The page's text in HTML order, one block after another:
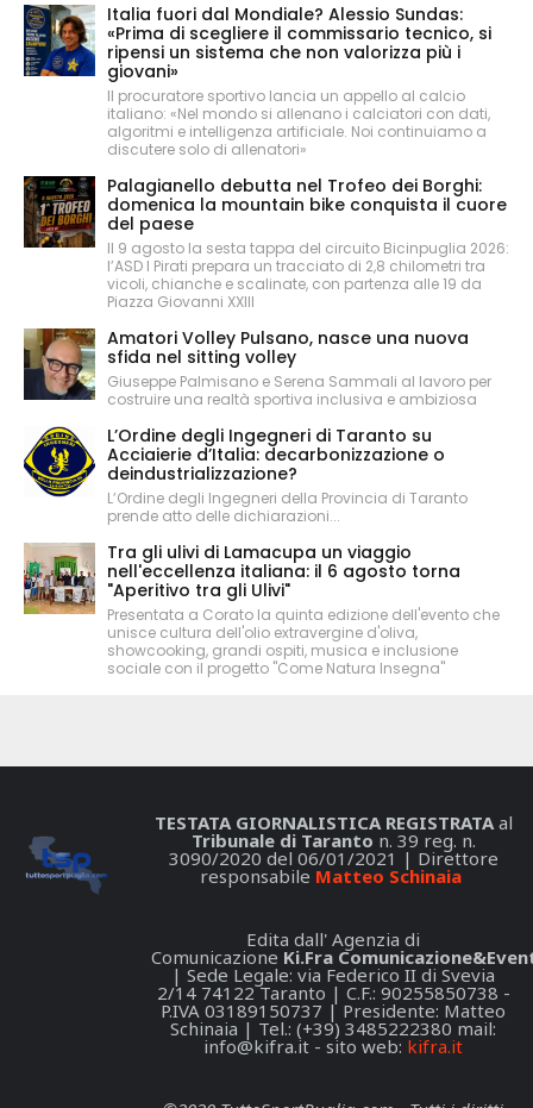
Italia fuori dal Mondiale? Alessio Sundas:
«Prima di scegliere il commissario tecnico, si
ripensi un sistema che non valorizza più i
giovani»
Il procuratore sportivo lancia un appello al calcio
italiano: «Nel mondo si allenano i calciatori con dati,
algoritmi e intelligenza artificiale. Noi continuiamo a
discutere solo di allenatori»
Palagianello debutta nel Trofeo dei Borghi:
domenica la mountain bike conquista il cuore
del paese
Il 9 agosto la sesta tappa del circuito Bicinpuglia 2026:
l’ASD I Pirati prepara un tracciato di 2,8 chilometri tra
vicoli, chianche e scalinate, con partenza alle 19 da
Piazza Giovanni XXIII
Amatori Volley Pulsano, nasce una nuova
sfida nel sitting volley
Giuseppe Palmisano e Serena Sammali al lavoro per
costruire una realtà sportiva inclusiva e ambiziosa
L’Ordine degli Ingegneri di Taranto su
Acciaierie d’Italia: decarbonizzazione o
deindustrializzazione?
L’Ordine degli Ingegneri della Provincia di Taranto
prende atto delle dichiarazioni...
Tra gli ulivi di Lamacupa un viaggio
nell'eccellenza italiana: il 6 agosto torna
"Aperitivo tra gli Ulivi"
Presentata a Corato la quinta edizione dell'evento che
unisce cultura dell'olio extravergine d'oliva,
showcooking, grandi ospiti, musica e inclusione
sociale con il progetto "Come Natura Insegna"
TESTATA GIORNALISTICA REGISTRATAal
Tribunale di Taranto n. 39 reg. n.
3090/2020 del 06/01/2021 | Direttore
responsabile Matteo Schinaia
Edita dall' Agenzia di
Comunicazione Ki.Fra
| Sede Legale: via Federico II di Svevia
2/14 74122 Taranto | C.F.: 90255850738 -
P.IVA 03189150737 | Presidente: Matteo
Schinaia | Tel.: (+39) 3485222380 mail:
info@kifra.it - sito web: kifra.it